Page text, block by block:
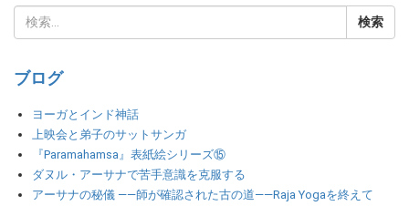
ブログ
ヨーガとインド神話
上映会と弟子のサットサンガ
『Paramahamsa』表紙絵シリーズ⑮
ダヌル・アーサナで苦手意識を克服する
アーサナの秘儀 ――師が確認された古の道――Raja Yogaを終えて